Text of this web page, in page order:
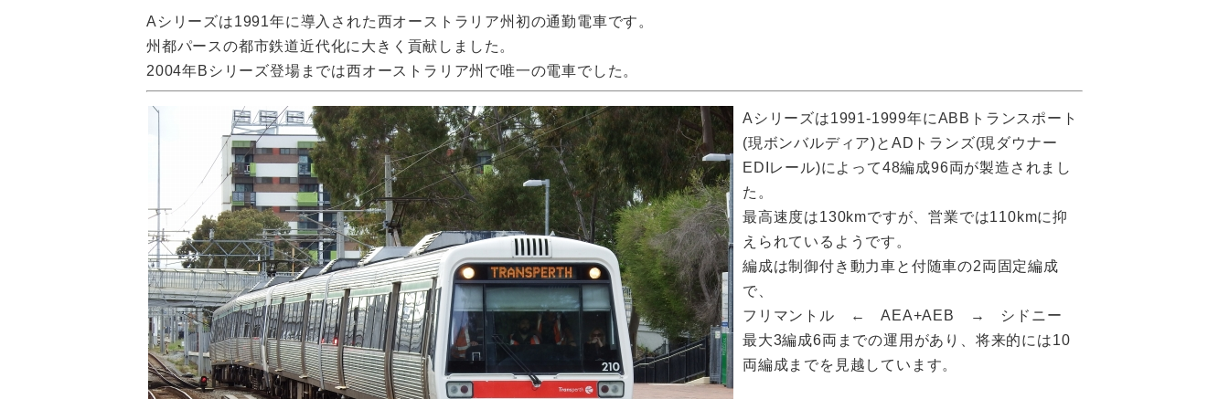
Aシリーズは1991年に導入された西オーストラリア州初の通勤電車です。
州都パースの都市鉄道近代化に大きく貢献しました。
2004年Bシリーズ登場までは西オーストラリア州で唯一の電車でした。
Aシリーズは1991-1999年にABBトランスポート
(現ボンバルディア)とADトランズ(現ダウナー
EDIレール)によって48編成96両が製造されまし
た。
最高速度は130kmですが、営業では110kmに抑
えられているようです。
編成は制御付き動力車と付随車の2両固定編成
で、
フリマントル ← AEA+AEB → シドニー
最大3編成6両までの運用があり、将来的には10
両編成までを見越しています。